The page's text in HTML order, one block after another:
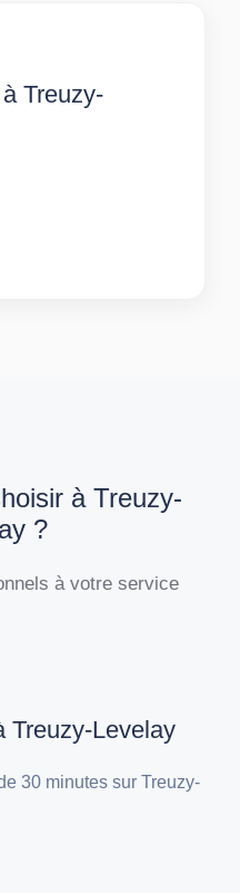
Treuzy-
à Treuzy-
?
à votre service
Treuzy-Levelay
30 minutes sur Treuzy-